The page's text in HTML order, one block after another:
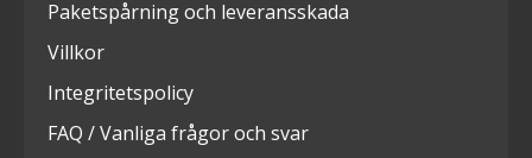
Paketspårning och leveransskada
Villkor
Integritetspolicy
FAQ / Vanliga frågor och svar